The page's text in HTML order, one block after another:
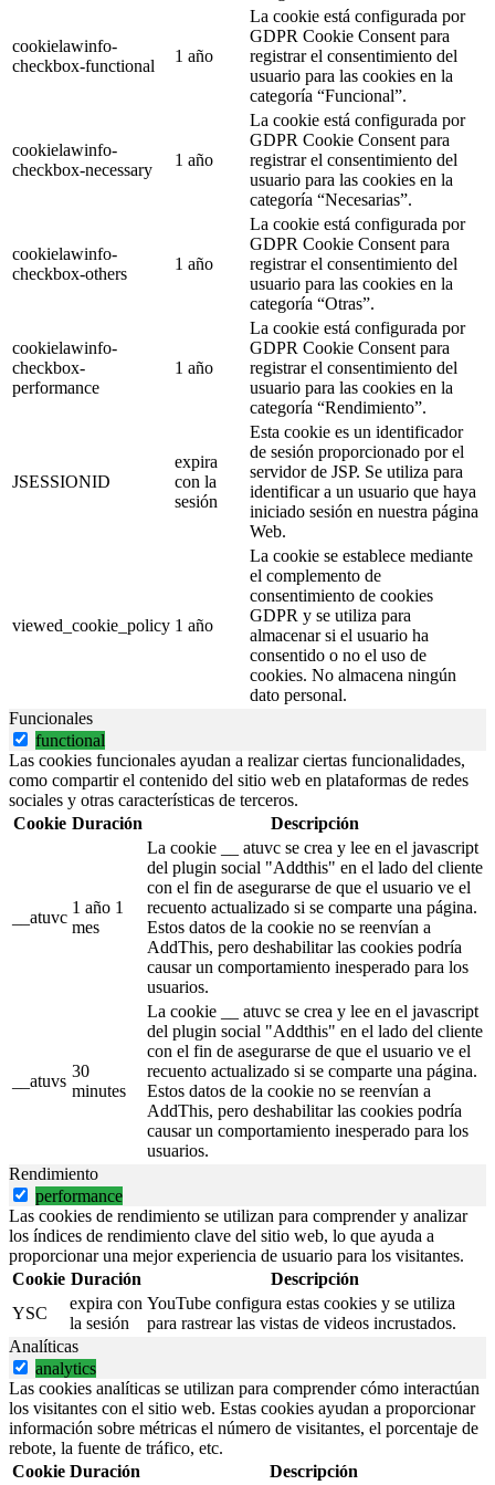
cookielawinfo-
checkbox-functional
1 año
La cookie está configurada por
GDPR Cookie Consent para
registrar el consentimiento del
usuario para las cookies en la
categoría “Funcional”.
cookielawinfo-
checkbox-necessary
1 año
La cookie está configurada por
GDPR Cookie Consent para
registrar el consentimiento del
usuario para las cookies en la
categoría “Necesarias”.
cookielawinfo-
checkbox-others
1 año
La cookie está configurada por
GDPR Cookie Consent para
registrar el consentimiento del
usuario para las cookies en la
categoría “Otras”.
cookielawinfo-
checkbox-
performance
1 año
La cookie está configurada por
GDPR Cookie Consent para
registrar el consentimiento del
usuario para las cookies en la
categoría “Rendimiento”.
JSESSIONID
expira
con la
sesión
Esta cookie es un identificador
de sesión proporcionado por el
servidor de JSP. Se utiliza para
identificar a un usuario que haya
iniciado sesión en nuestra página
Web.
viewed_cookie_policy 1 año
La cookie se establece mediante
el complemento de
consentimiento de cookies
GDPR y se utiliza para
almacenar si el usuario ha
consentido o no el uso de
cookies. No almacena ningún
dato personal.
Funcionales
functional
Las cookies funcionales ayudan a realizar ciertas funcionalidades,
como compartir el contenido del sitio web en plataformas de redes
sociales y otras características de terceros.
Cookie Duración Descripción
__atuvc
1 año 1
mes
La cookie __ atuvc se crea y lee en el javascript
del plugin social "Addthis" en el lado del cliente
con el fin de asegurarse de que el usuario ve el
recuento actualizado si se comparte una página.
Estos datos de la cookie no se reenvían a
AddThis, pero deshabilitar las cookies podría
causar un comportamiento inesperado para los
usuarios.
__atuvs
30
minutes
La cookie __ atuvc se crea y lee en el javascript
del plugin social "Addthis" en el lado del cliente
con el fin de asegurarse de que el usuario ve el
recuento actualizado si se comparte una página.
Estos datos de la cookie no se reenvían a
AddThis, pero deshabilitar las cookies podría
causar un comportamiento inesperado para los
usuarios.
Rendimiento
performance
Las cookies de rendimiento se utilizan para comprender y analizar
los índices de rendimiento clave del sitio web, lo que ayuda a
proporcionar una mejor experiencia de usuario para los visitantes.
Cookie Duración
Descripción
YSC
expira con
la sesión
YouTube configura estas cookies y se utiliza
para rastrear las vistas de videos incrustados.
Analíticas
analytics
Las cookies analíticas se utilizan para comprender cómo interactúan
los visitantes con el sitio web. Estas cookies ayudan a proporcionar
información sobre métricas el número de visitantes, el porcentaje de
rebote, la fuente de tráfico, etc.
Cookie Duración Descripción